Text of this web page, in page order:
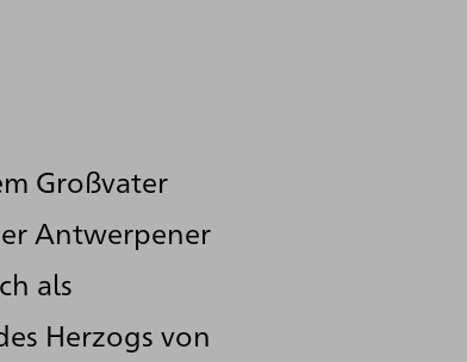
Großvater
Antwerpener
als
Herzogs von